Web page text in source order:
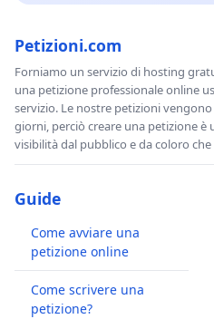
Petizioni.com
Forniamo un servizio di hosting
una petizione professionale online
servizio. Le nostre petizioni
giorni, perciò creare una petizione
visibilità dal pubblico e da coloro
Guide
Come avviare una
petizione online
Come scrivere una
petizione?